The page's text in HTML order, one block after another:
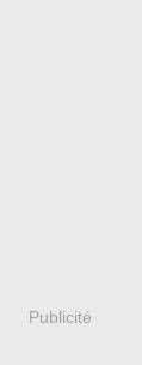
Publicité